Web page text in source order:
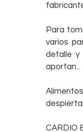
Para
varios
detalle y
aportan...
CARDIO